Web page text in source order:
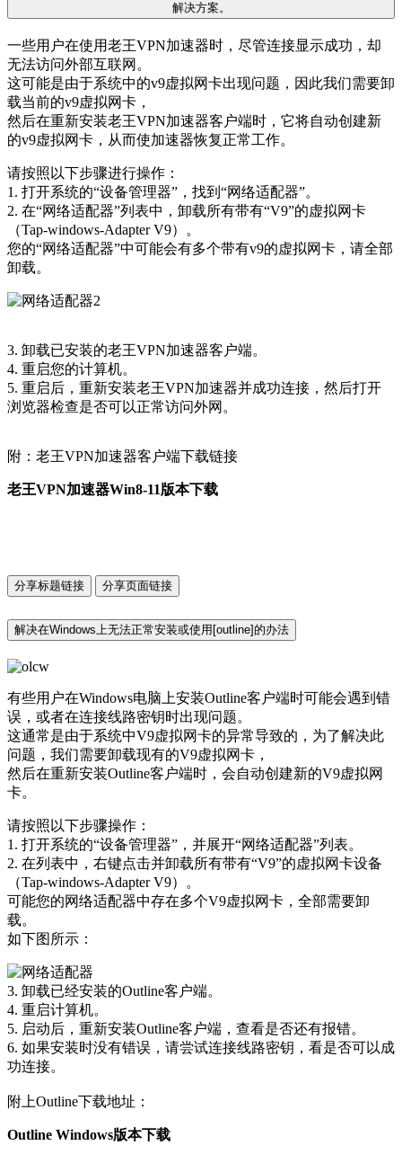
解决方案。
一些用户在使用老王VPN加速器时，尽管连接显示成功，却
无法访问外部互联网。
这可能是由于系统中的v9虚拟网卡出现问题，因此我们需要卸
载当前的v9虚拟网卡，
然后在重新安装老王VPN加速器客户端时，它将自动创建新
的v9虚拟网卡，从而使加速器恢复正常工作。
请按照以下步骤进行操作：
1. 打开系统的“设备管理器”，找到“网络适配器”。
2. 在“网络适配器”列表中，卸载所有带有“V9”的虚拟网卡
（Tap-windows-Adapter V9）。
您的“网络适配器”中可能会有多个带有v9的虚拟网卡，请全部
卸载。
3. 卸载已安装的老王VPN加速器客户端。
4. 重启您的计算机。
5. 重启后，重新安装老王VPN加速器并成功连接，然后打开
浏览器检查是否可以正常访问外网。
附：老王VPN加速器客户端下载链接
老王VPN加速器Win8-11版本下载
分享标题链接 分享页面链接
解决在Windows上无法正常安装或使用[outline]的办法
有些用户在Windows电脑上安装Outline客户端时可能会遇到错
误，或者在连接线路密钥时出现问题。
这通常是由于系统中V9虚拟网卡的异常导致的，为了解决此
问题，我们需要卸载现有的V9虚拟网卡，
然后在重新安装Outline客户端时，会自动创建新的V9虚拟网
卡。
请按照以下步骤操作：
1. 打开系统的“设备管理器”，并展开“网络适配器”列表。
2. 在列表中，右键点击并卸载所有带有“V9”的虚拟网卡设备
（Tap-windows-Adapter V9）。
可能您的网络适配器中存在多个V9虚拟网卡，全部需要卸
载。
如下图所示：
3. 卸载已经安装的Outline客户端。
4. 重启计算机。
5. 启动后，重新安装Outline客户端，查看是否还有报错。
6. 如果安装时没有错误，请尝试连接线路密钥，看是否可以成
功连接。
附上Outline下载地址：
Outline Windows版本下载